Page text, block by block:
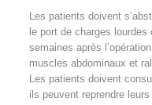
Les patients doivent
le port de charges lourdes
semaines après
muscles abdominaux et
Les patients doivent
ils peuvent reprendre